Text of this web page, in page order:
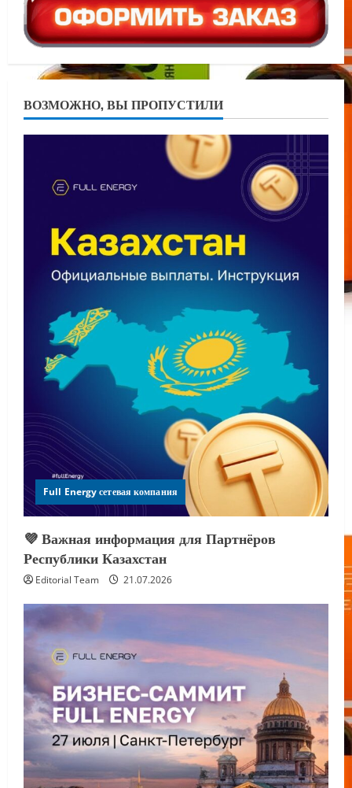
ВОЗМОЖНО, ВЫ ПРОПУСТИЛИ
Full Energy сетевая компания
💜 Важная информация для Партнёров
Республики Казахстан
Editorial Team 21.07.2026